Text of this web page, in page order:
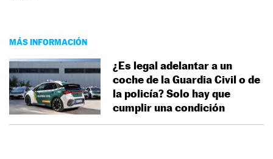
MÁS INFORMACIÓN
¿Es legal adelantar a un
coche de la Guardia Civil o de
la policía? Solo hay que
cumplir una condición